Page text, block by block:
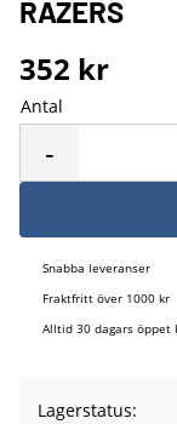
RAZERS
352 kr
Antal
-
Snabba leveranser
Fraktfritt över 1000 kr
Alltid 30 dagars öppet
Lagerstatus